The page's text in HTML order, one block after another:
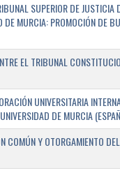
SUPERIOR DE JUSTICIA
MURCIA: PROMOCIÓN DE
EL TRIBUNAL
UNIVERSITARIA
DE MURCIA
COMÚN Y OTORGAMIENTO